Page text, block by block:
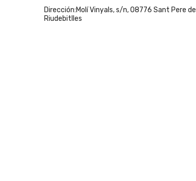
Dirección:Molí Vinyals, s/n, 08776 Sant Pere de
Riudebitlles